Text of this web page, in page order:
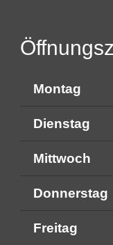
Montag
Dienstag
Mittwoch
Donnerstag
Freitag